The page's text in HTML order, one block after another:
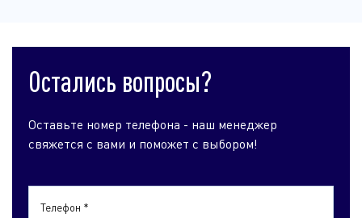
Остались вопросы?
Оставьте номер телефона - наш менеджер
свяжется с вами и поможет с выбором!
Телефон *